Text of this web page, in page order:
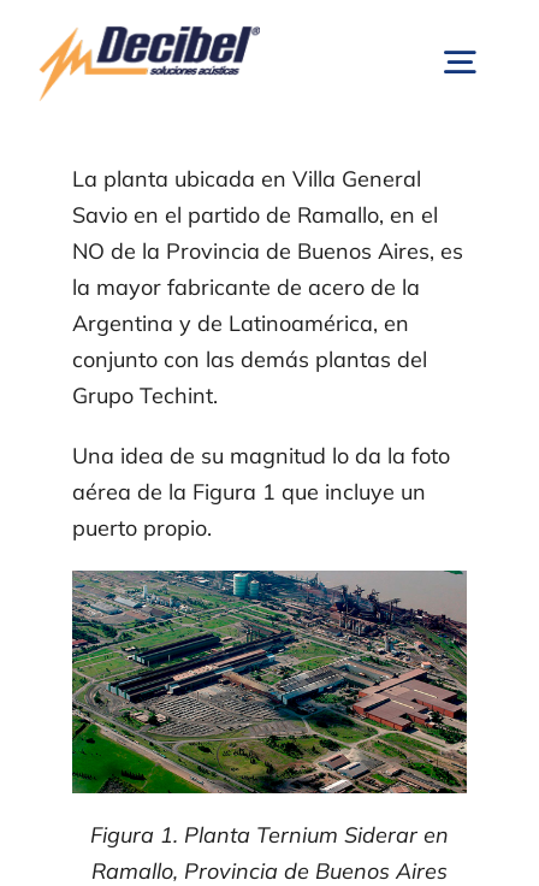
content
Paredes Móviles Acústicas
Control de Ruido
Contacto
Institucional
Archivo Técnico
La planta ubicada en Villa General
Savio en el partido de Ramallo, en el
NO de la Provincia de Buenos Aires, es
la mayor fabricante de acero de la
Argentina y de Latinoamérica, en
conjunto con las demás plantas del
Grupo Techint.
Una idea de su magnitud lo da la foto
aérea de la Figura 1 que incluye un
puerto propio.
Figura 1. Planta Ternium Siderar en
Ramallo, Provincia de Buenos Aires